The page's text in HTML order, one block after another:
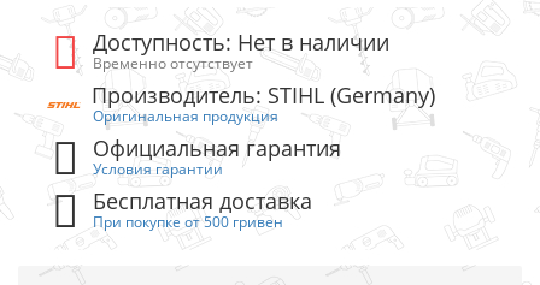
Доступность: Нет в наличии
Временно отсутствует
Производитель: STIHL (Germany)
Оригинальная продукция
Официальная гарантия
Условия гарантии
Бесплатная доставка
При покупке от 500 гривен